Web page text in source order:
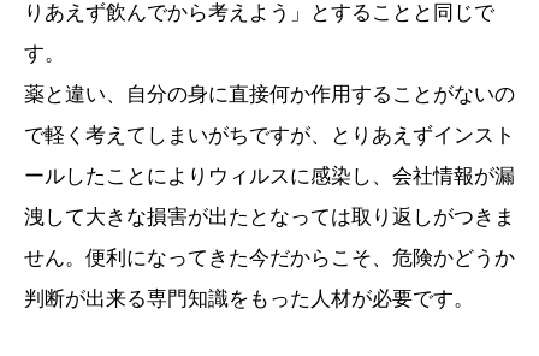
りあえず飲んでから考えよう」とすることと同じで
す。
薬と違い、自分の身に直接何か作用することがないの
で軽く考えてしまいがちですが、とりあえずインスト
ールしたことによりウィルスに感染し、会社情報が漏
洩して大きな損害が出たとなっては取り返しがつきま
せん。便利になってきた今だからこそ、危険かどうか
判断が出来る専門知識をもった人材が必要です。